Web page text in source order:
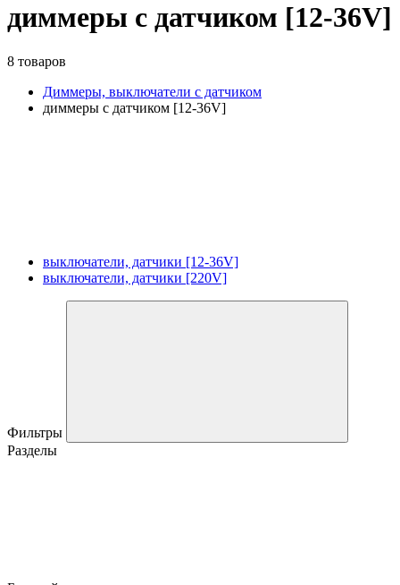
диммеры с датчиком [12-36V]
8 товаров
Диммеры, выключатели с датчиком
диммеры с датчиком [12-36V]
выключатели, датчики [12-36V]
выключатели, датчики [220V]
Фильтры
Разделы